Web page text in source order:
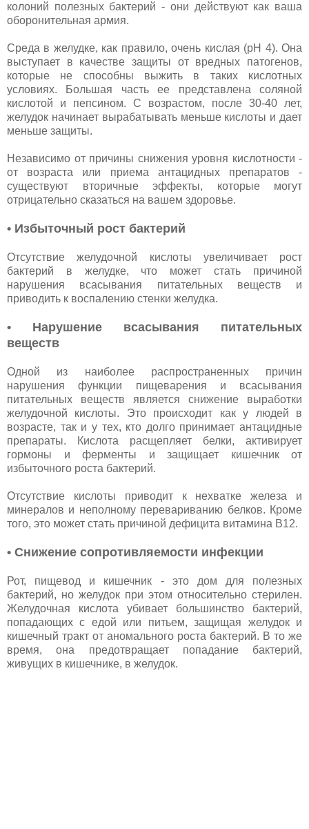
колоний полезных бактерий - они действуют как ваша
оборонительная армия.
Среда в желудке, как правило, очень кислая (рН 4). Она
выступает в качестве защиты от вредных патогенов,
которые не способны выжить в таких кислотных
условиях. Большая часть ее представлена соляной
кислотой и пепсином. С возрастом, после 30-40 лет,
желудок начинает вырабатывать меньше кислоты и дает
меньше защиты.
Независимо от причины снижения уровня кислотности -
от возраста или приема антацидных препаратов -
существуют вторичные эффекты, которые могут
отрицательно сказаться на вашем здоровье.
• Избыточный рост бактерий
Отсутствие желудочной кислоты увеличивает рост
бактерий в желудке, что может стать причиной
нарушения всасывания питательных веществ и
приводить к воспалению стенки желудка.
• Нарушение всасывания питательных
веществ
Одной из наиболее распространенных причин
нарушения функции пищеварения и всасывания
питательных веществ является снижение выработки
желудочной кислоты. Это происходит как у людей в
возрасте, так и у тех, кто долго принимает антацидные
препараты. Кислота расщепляет белки, активирует
гормоны и ферменты и защищает кишечник от
избыточного роста бактерий.
Отсутствие кислоты приводит к нехватке железа и
минералов и неполному перевариванию белков. Кроме
того, это может стать причиной дефицита витамина B12.
• Снижение сопротивляемости инфекции
Рот, пищевод и кишечник - это дом для полезных
бактерий, но желудок при этом относительно стерилен.
Желудочная кислота убивает большинство бактерий,
попадающих с едой или питьем, защищая желудок и
кишечный тракт от аномального роста бактерий. В то же
время, она предотвращает попадание бактерий,
живущих в кишечнике, в желудок.